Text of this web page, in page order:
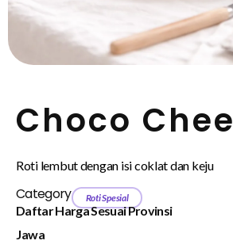
Choco
Roti lembut dengan isi coklat dan keju
Category Roti Spesial
Daftar Harga Sesuai Provinsi
Jawa